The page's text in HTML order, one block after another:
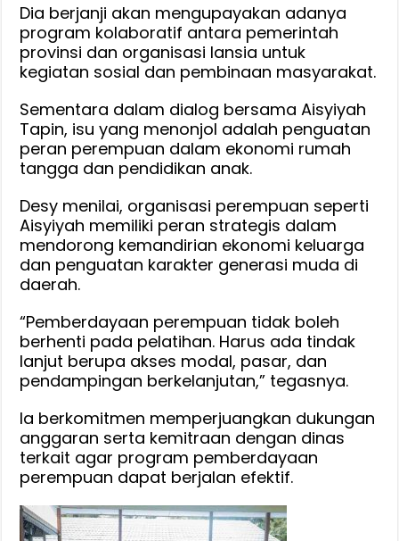
Dia berjanji akan mengupayakan adanya
program kolaboratif antara pemerintah
provinsi dan organisasi lansia untuk
kegiatan sosial dan pembinaan masyarakat.
Sementara dalam dialog bersama Aisyiyah
Tapin, isu yang menonjol adalah penguatan
peran perempuan dalam ekonomi rumah
tangga dan pendidikan anak.
Desy menilai, organisasi perempuan seperti
Aisyiyah memiliki peran strategis dalam
mendorong kemandirian ekonomi keluarga
dan penguatan karakter generasi muda di
daerah.
“Pemberdayaan perempuan tidak boleh
berhenti pada pelatihan. Harus ada tindak
lanjut berupa akses modal, pasar, dan
pendampingan berkelanjutan,” tegasnya.
Ia berkomitmen memperjuangkan dukungan
anggaran serta kemitraan dengan dinas
terkait agar program pemberdayaan
perempuan dapat berjalan efektif.